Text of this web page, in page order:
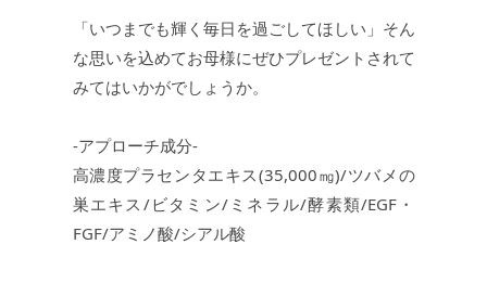
「いつまでも輝く毎日を過ごしてほしい」そん
な思いを込めてお母様にぜひプレゼントされて
みてはいかがでしょうか。
-アプローチ成分-
高濃度プラセンタエキス(35,000㎎)/ツバメの
巣エキス/ビタミン/ミネラル/酵素類/EGF・
FGF/アミノ酸/シアル酸